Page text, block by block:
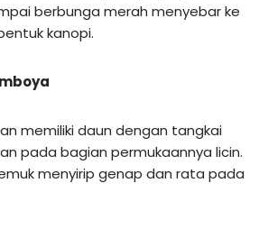
berbunga merah menyebar ke
kanopi.
memiliki daun dengan tangkai
pada bagian permukaannya licin.
menyirip genap dan rata pada